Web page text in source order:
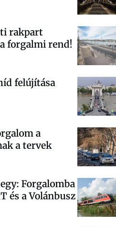
rakpart
forgalmi rend!
felújítása
a
a tervek
Forgalomba
és a Volánbusz